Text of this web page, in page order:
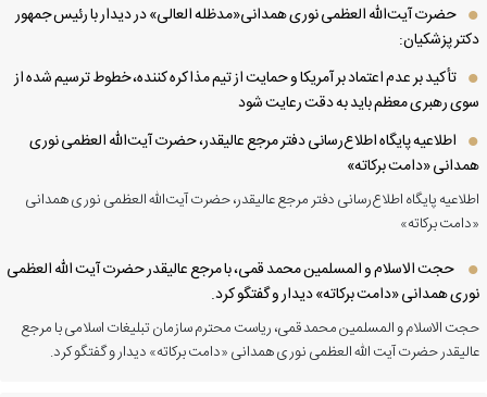
حضرت آیت‌الله العظمی نوری همدانی«مدظله العالی» در دیدار با رئیس جمهور
پزشکیان:
تأکید بر عدم اعتماد بر آمریکا و حمایت از تیم مذاکره کننده، خطوط ترسیم شده از
رهبری معظم باید به دقت رعایت شود
اطلاعیه پایگاه اطلاع‌رسانی دفتر مرجع عالیقدر، حضرت آیت‌الله العظمی نوری
«دامت برکاته»
پایگاه اطلاع‌رسانی دفتر مرجع عالیقدر، حضرت آیت‌الله العظمی نوری همدانی
برکاته»
حجت الاسلام و المسلمین محمد قمی، با مرجع عالیقدر حضرت آیت الله العظمی
همدانی «دامت برکاته» دیدار و گفتگو کرد.
الاسلام و المسلمین محمد قمی، ریاست محترم سازمان تبلیغات اسلامی با مرجع
حضرت آیت الله العظمی نوری همدانی «دامت برکاته» دیدار و گفتگو کرد.